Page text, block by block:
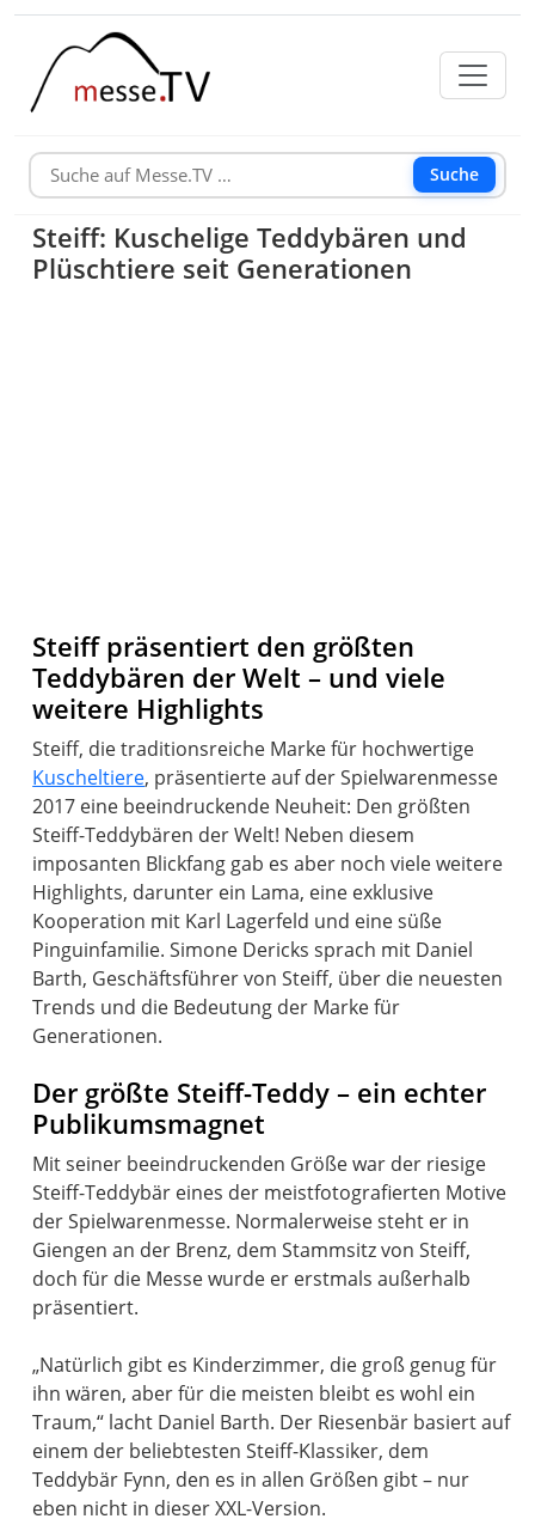
Suche
Steiff: Kuschelige Teddybären und
Plüschtiere seit Generationen
Steiff präsentiert den größten
Teddybären der Welt – und viele
weitere Highlights
Steiff, die traditionsreiche Marke für hochwertige
Kuscheltiere, präsentierte auf der Spielwarenmesse
2017 eine beeindruckende Neuheit: Den größten
Steiff-Teddybären der Welt! Neben diesem
imposanten Blickfang gab es aber noch viele weitere
Highlights, darunter ein Lama, eine exklusive
Kooperation mit Karl Lagerfeld und eine süße
Pinguinfamilie. Simone Dericks sprach mit Daniel
Barth, Geschäftsführer von Steiff, über die neuesten
Trends und die Bedeutung der Marke für
Generationen.
Der größte Steiff-Teddy – ein echter
Publikumsmagnet
Mit seiner beeindruckenden Größe war der riesige
Steiff-Teddybär eines der meistfotografierten Motive
der Spielwarenmesse. Normalerweise steht er in
Giengen an der Brenz, dem Stammsitz von Steiff,
doch für die Messe wurde er erstmals außerhalb
präsentiert.
„Natürlich gibt es Kinderzimmer, die groß genug für
ihn wären, aber für die meisten bleibt es wohl ein
Traum,“ lacht Daniel Barth. Der Riesenbär basiert auf
einem der beliebtesten Steiff-Klassiker, dem
Teddybär Fynn, den es in allen Größen gibt – nur
eben nicht in dieser XXL-Version.